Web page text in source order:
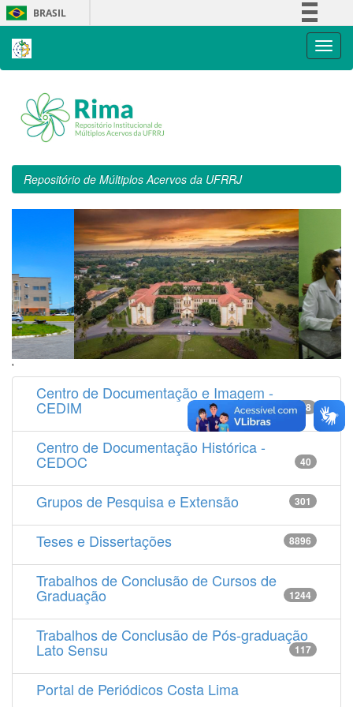
Skip
navigation
BRASIL
Repositório de Múltiplos Acervos da UFRRJ
'
Centro de Documentação e Imagem -
CEDIM 14538
Centro de Documentação Histórica -
CEDOC 40
Grupos de Pesquisa e Extensão 301
Teses e Dissertações 8896
Trabalhos de Conclusão de Cursos de
Graduação 1244
Trabalhos de Conclusão de Pós-graduação
Lato Sensu 117
Portal de Periódicos Costa Lima